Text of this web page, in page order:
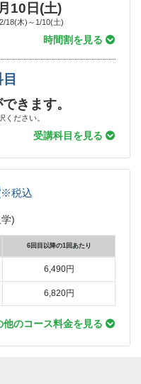
10日(土)
18(木)～1/10(土)
時間割を見る
きます。
ださい。
受講科目を見る
※税込
)
6回目以降の1回あたり
6,490円
6,820円
他のコース料金を見る